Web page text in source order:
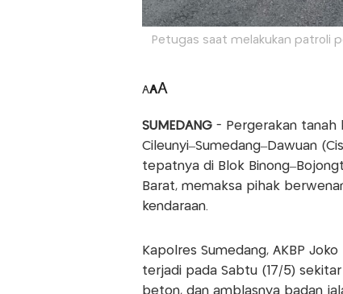
Petugas saat melakukan patroli
AAA
SUMEDANG - Pergerakan tanah
Cileunyi–Sumedang–Dawuan
tepatnya di Blok
Barat, memaksa pihak
kendaraan.
Kapolres Sumedang, AKBP
terjadi pada Sabtu (17/5)
beton, dan amblasnya badan